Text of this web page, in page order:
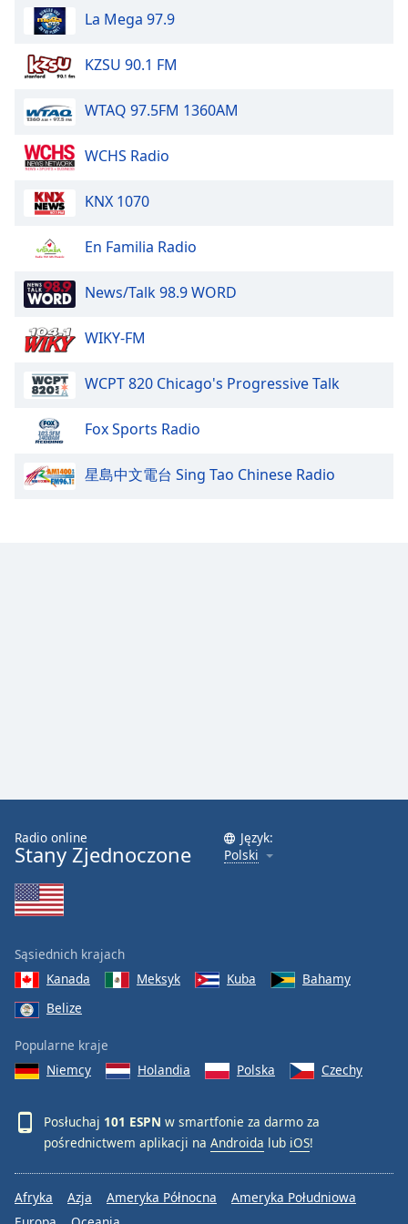
window.
Escape
cancel
and
close
window.
Color
Background
Opacity
Font
Family
Close
Modal
Dialog
End
dialog
window.
La Mega 97.9
KZSU 90.1 FM
WTAQ 97.5FM 1360AM
WCHS Radio
KNX 1070
En Familia Radio
News/Talk 98.9 WORD
WIKY-FM
WCPT 820 Chicago's Progressive Talk
Fox Sports Radio
星島中文電台 Sing Tao Chinese Radio
Radio online
Stany Zjednoczone
Język:
Polski
Sąsiednich krajach
Kanada
Meksyk Kuba
Bahamy
Belize
Popularne kraje
Niemcy
Holandia Polska Czechy
Posłuchaj 101 ESPN w smartfonie za darmo za
pośrednictwem aplikacji na Androida lub iOS!
Afryka Azja Ameryka Północna
Ameryka Południowa